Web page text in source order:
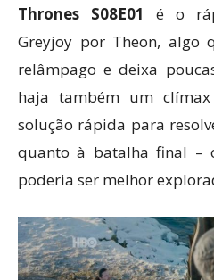
Thrones S08E01
é o
Greyjoy por Theon, algo
relâmpago e deixa
haja também um
solução rápida para
quanto à batalha final –
poderia ser melhor